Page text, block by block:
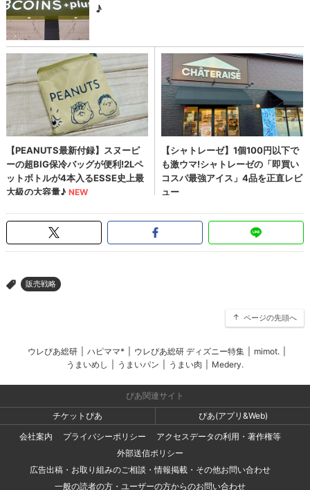
> 販売戦略
ページの先頭へ
ウレぴあ総研 ハピママ* ウレぴあ総研 ディズニー特集 mimot.
うまいめし
うまいパン うまい肉 Medery.
ぴあ関連サイト
チケットぴあ
ぴあ(アプリ&Web)
会社案内
プライバシーポリシー
アクセスデータの利用・著作権等
外部送信ポリシー
広告出稿・お取り組みのご相談・情報掲載・その他お問い合わせ
一般の読者の方・ユーザーの方からのお問い合わせ